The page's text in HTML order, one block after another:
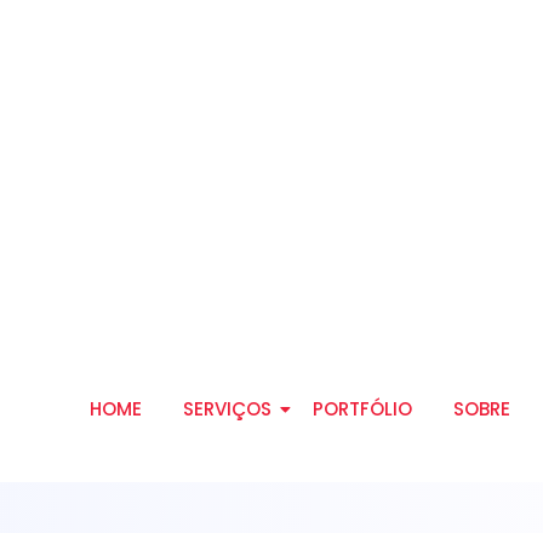
HOME SERVIÇOS PORTFÓLIO SOBRE